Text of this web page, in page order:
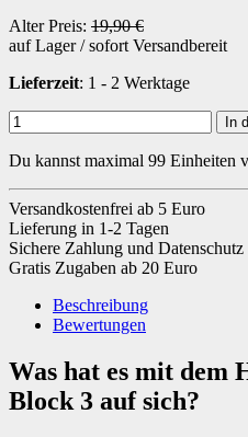
Alter Preis: 19,90 €
auf Lager / sofort Versandbereit
Lieferzeit: 1 - 2 Werktage
In
Du kannst maximal 99 Einheiten
Versandkostenfrei ab 5 Euro
Lieferung in 1-2 Tagen
Sichere Zahlung und Datenschutz
Gratis Zugaben ab 20 Euro
Beschreibung
Bewertungen
Was hat es mit dem
Block 3 auf sich?